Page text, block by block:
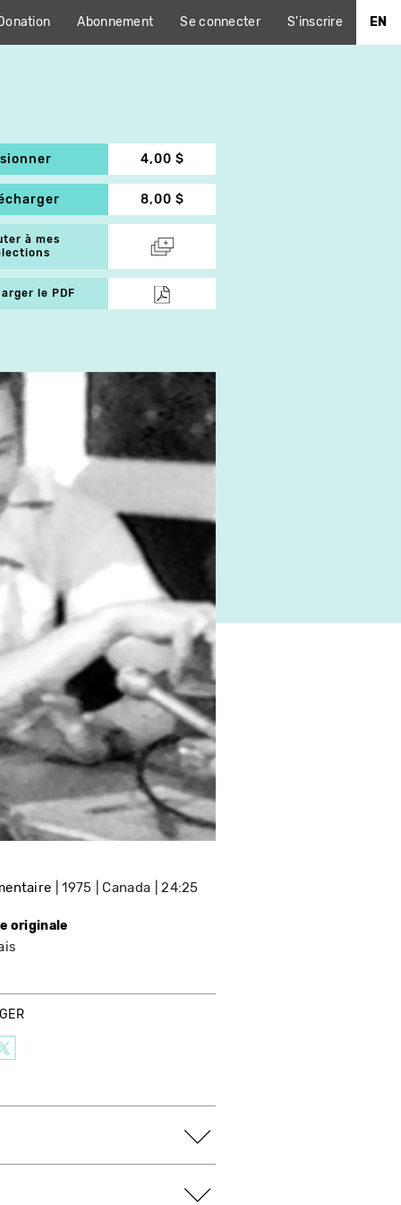
Abonnement Se connecter S'inscrire EN
4,00 $
8,00 $
à mes
le PDF
1975 Canada 24:25
originale